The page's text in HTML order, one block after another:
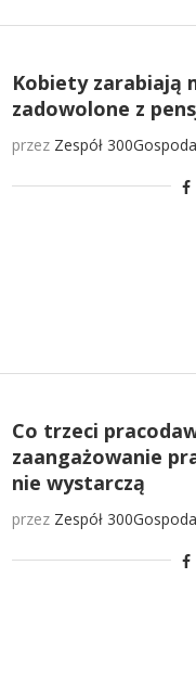
Kobiety zarabiają
zadowolone z
przez Zespół
Co trzeci
zaangażowanie
nie wystarczą
przez Zespół